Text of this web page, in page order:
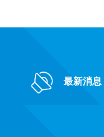
最新消息